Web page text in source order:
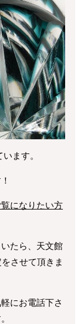
ます。
になりたい方
たら、天文館
させて頂きま
にお電話下さ